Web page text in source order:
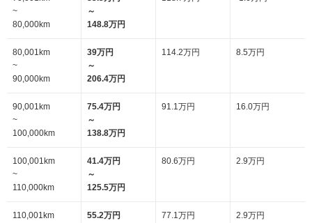
~
80,000km
～
148.8万円
80,001km
~
90,000km
39万円
～
206.4万円
114.2万円 8.5万円
90,001km
~
100,000km
75.4万円
～
138.8万円
91.1万円 16.0万円
100,001km
~
110,000km
41.4万円
～
125.5万円
80.6万円 2.9万円
110,001km
55.2万円
77.1万円 2.9万円